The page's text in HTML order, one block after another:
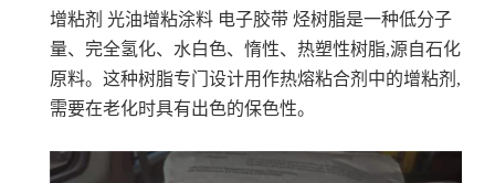
增粘剂 光油增粘涂料 电子胶带 烃树脂是一种低分子
量、完全氢化、水白色、惰性、热塑性树脂,源自石化
原料。这种树脂专门设计用作热熔粘合剂中的增粘剂,
需要在老化时具有出色的保色性。